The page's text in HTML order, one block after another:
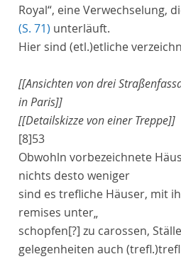
Royal“, eine Verwechselung,
(S. 71) unterläuft.
Hier sind (etl.)etliche
[[Ansichten von drei
in Paris]]
[[Detailskizze von einer Treppe]]
[8]53
Obwohln vorbezeichnete
nichts desto weniger
sind es trefliche Häuser, mit
remises unter„
schopfen[?] zu carossen,
gelegenheiten auch (trefl.)